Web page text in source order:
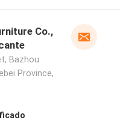
Co.,
Bazhou
Province,